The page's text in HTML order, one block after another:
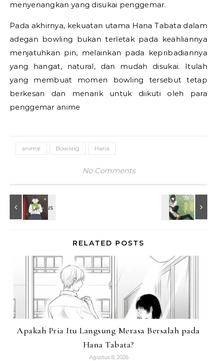
menyenangkan yang disukai penggemar.
Pada akhirnya, kekuatan utama Hana Tabata dalam
adegan bowling bukan terletak pada keahliannya
menjatuhkan pin, melainkan pada kepribadiannya
yang hangat, natural, dan mudah disukai. Itulah
yang membuat momen bowling tersebut tetap
berkesan dan menarik untuk diikuti oleh para
penggemar anime
anime Bowling Hana
No Comments
RELATED POSTS
Apakah Pria Itu Langsung Merasa Bersalah pada
Hana Tabata?
Agustus 8, 2026